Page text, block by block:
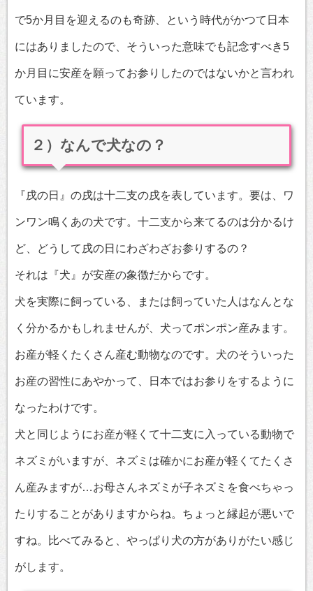
で5か月目を迎えるのも奇跡、という時代がかつて日本
にはありましたので、そういった意味でも記念すべき5
か月目に安産を願ってお参りしたのではないかと言われ
ています。
２）なんで犬なの？
『戌の日』の戌は十二支の戌を表しています。要は、ワ
ンワン鳴くあの犬です。十二支から来てるのは分かるけ
ど、どうして戌の日にわざわざお参りするの？
それは『犬』が安産の象徴だからです。
犬を実際に飼っている、または飼っていた人はなんとな
く分かるかもしれませんが、犬ってポンポン産みます。
お産が軽くたくさん産む動物なのです。犬のそういった
お産の習性にあやかって、日本ではお参りをするように
なったわけです。
犬と同じようにお産が軽くて十二支に入っている動物で
ネズミがいますが、ネズミは確かにお産が軽くてたくさ
ん産みますが…お母さんネズミが子ネズミを食べちゃっ
たりすることがありますからね。ちょっと縁起が悪いで
すね。比べてみると、やっぱり犬の方がありがたい感じ
がします。